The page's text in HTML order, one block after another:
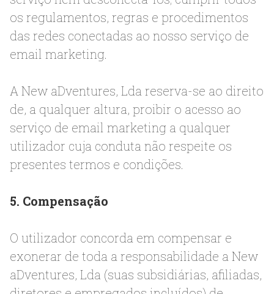
os regulamentos, regras e procedimentos
das redes conectadas ao nosso serviço de
email marketing.
A New aDventures, Lda reserva-se ao direito
de, a qualquer altura, proibir o acesso ao
serviço de email marketing a qualquer
utilizador cuja conduta não respeite os
presentes termos e condições.
5. Compensação
O utilizador concorda em compensar e
exonerar de toda a responsabilidade a New
aDventures, Lda (suas subsidiárias, afiliadas,